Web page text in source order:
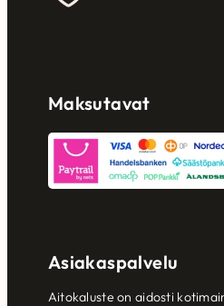
Maksutavat
Asiakaspalvelu
Aitokaluste on aidosti